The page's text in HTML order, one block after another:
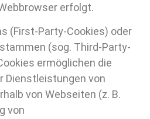
erfolgt.
(First-Party-Cookies) oder
(sog. Third-Party-
ermöglichen die
Dienstleistungen von
von Webseiten (z. B.
von